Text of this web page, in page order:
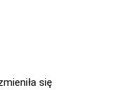
się